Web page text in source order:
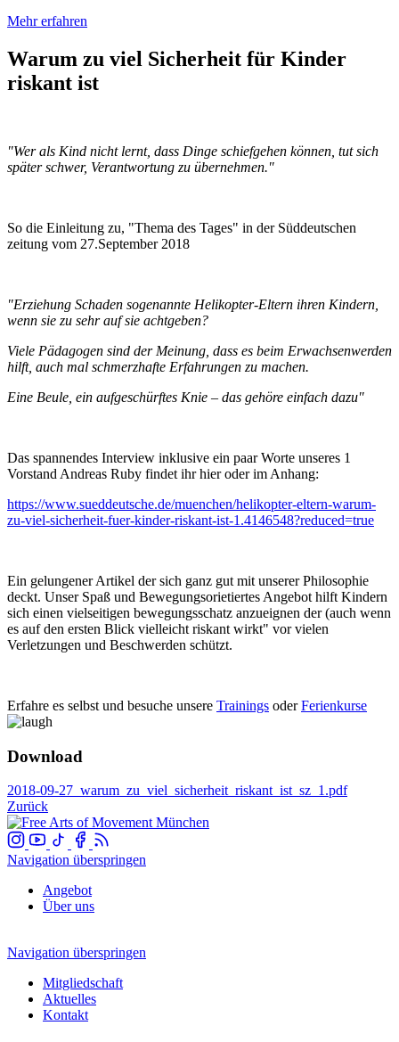
Mehr erfahren
Warum zu viel Sicherheit für Kinder
riskant ist
"Wer als Kind nicht lernt, dass Dinge schiefgehen können, tut sich
später schwer, Verantwortung zu übernehmen."
So die Einleitung zu, "Thema des Tages" in der Süddeutschen
zeitung vom 27.September 2018
"Erziehung Schaden sogenannte Helikopter-Eltern ihren Kindern,
wenn sie zu sehr auf sie achtgeben?
Viele Pädagogen sind der Meinung, dass es beim Erwachsenwerden
hilft, auch mal schmerzhafte Erfahrungen zu machen.
Eine Beule, ein aufgeschürftes Knie – das gehöre einfach dazu"
Das spannendes Interview inklusive ein paar Worte unseres 1
Vorstand Andreas Ruby findet ihr hier oder im Anhang:
https://www.sueddeutsche.de/muenchen/helikopter-eltern-warum-
zu-viel-sicherheit-fuer-kinder-riskant-ist-1.4146548?reduced=true
Ein gelungener Artikel der sich ganz gut mit unserer Philosophie
deckt. Unser Spaß und Bewegungsorietiertes Angebot hilft Kindern
sich einen vielseitigen bewegungsschatz anzueignen der (auch wenn
es auf den ersten Blick vielleicht riskant wirkt" vor vielen
Verletzungen und Beschwerden schützt.
Erfahre es selbst und besuche unsere Trainings oderFerienkurse
Download
2018-09-27_warum_zu_viel_sicherheit_riskant_ist_sz_1.pdf
Zurück
Navigation überspringen
Angebot
Über uns
Navigation überspringen
Mitgliedschaft
Aktuelles
Kontakt